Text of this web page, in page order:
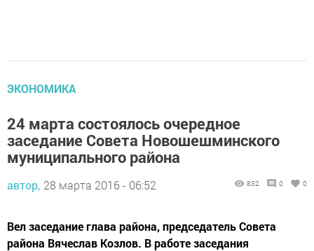
ЭКОНОМИКА
24 марта состоялось очередное
заседание Совета Новошешминского
муниципального района
автор, 28 марта 2016 - 06:52 832 0 0
Вел заседание глава района, председатель Совета
района Вячеслав Козлов. В работе заседания